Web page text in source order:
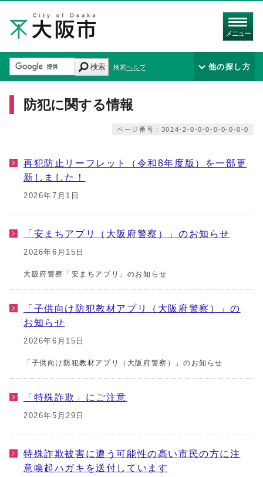
メニュー
検索 検索ヘルプ 他の探し方
防犯に関する情報
ページ番号：3024-2-0-0-0-0-0-0-0-0
再犯防止リーフレット（令和8年度版）を一部更
新しました！
2026年7月1日
「安まちアプリ（大阪府警察）」のお知らせ
2026年6月15日
大阪府警察「安まちアプリ」のお知らせ
「子供向け防犯教材アプリ（大阪府警察）」の
お知らせ
2026年6月15日
「子供向け防犯教材アプリ（大阪府警察）」のお知らせ
「特殊詐欺」にご注意
2026年5月29日
特殊詐欺被害に遭う可能性の高い市民の方に注
意喚起ハガキを送付しています